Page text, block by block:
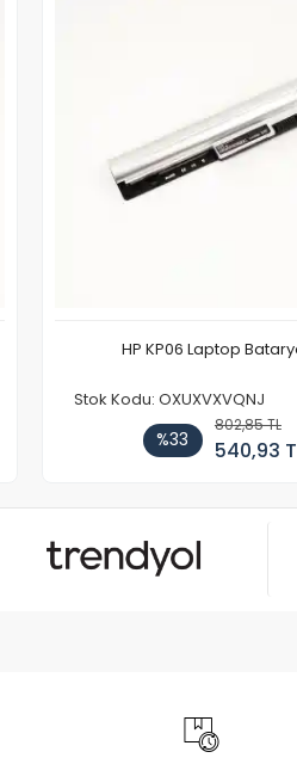
HP KP06 Laptop
Stok Kodu: OXUXVXVQNJ
%33
802,85 TL
540,93